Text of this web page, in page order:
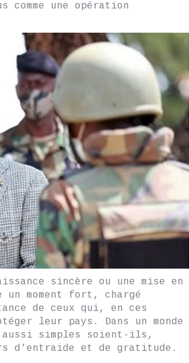
une opération
sincère ou une mise en
moment fort, chargé
de ceux qui, en ces
leur pays. Dans un monde
simples soient-ils,
d’entraide et de gratitude.